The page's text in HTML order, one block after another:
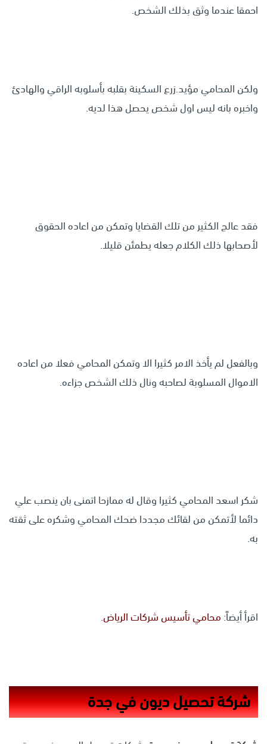
احمقا عندما وثق بذلك الشخص.
ولكن المحامي مؤيد.زرع السكينة بقلبه بأسلوبه الراقي والهادئ
واخبره بانه ليس اول شخص يحصل هذا لديه.
فقد عالج الكثير من تلك القضايا وتمكن من اعاده الحقوق
لأصحابها ذلك الكلام جعله يطمئن قليلا.
وبالفعل لم يأخذ الامر كثيرا الا وتمكن المحامي فعلا من اعاده
الاموال المسلوبة لصاحبه ونال ذلك الشخص جزاءه.
شكر اسعد المحامي كثيرا وقال له ممازحا اتمنى بان ينصب علي
دائما لأتمكن من لقائك مجددا ضحك المحامي وشكره على ثقته
به.
اقرأ أيضاً: محامي تأسيس شركات الرياض.
شركة تحصيل ديون في جدة